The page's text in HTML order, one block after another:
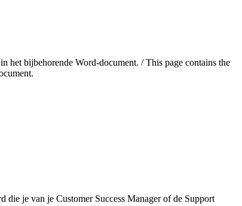
het bijbehorende Word-document. / This page contains the
die je van je Customer Success Manager of de Support